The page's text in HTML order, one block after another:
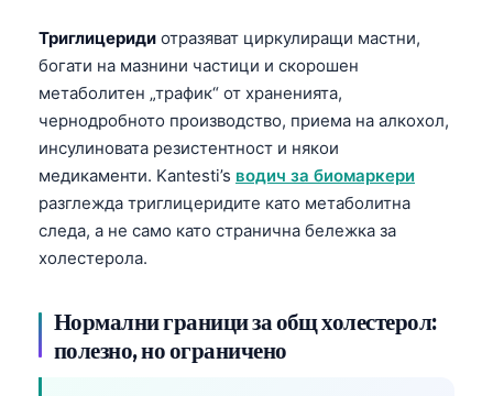
Триглицериди отразяват циркулиращи мастни,
богати на мазнини частици и скорошен
метаболитен „трафик“ от храненията,
чернодробното производство, приема на алкохол,
инсулиновата резистентност и някои
медикаменти. Kantesti’s водич за биомаркери
разглежда триглицеридите като метаболитна
следа, а не само като странична бележка за
холестерола.
Нормални граници за общ холестерол:
полезно, но ограничено